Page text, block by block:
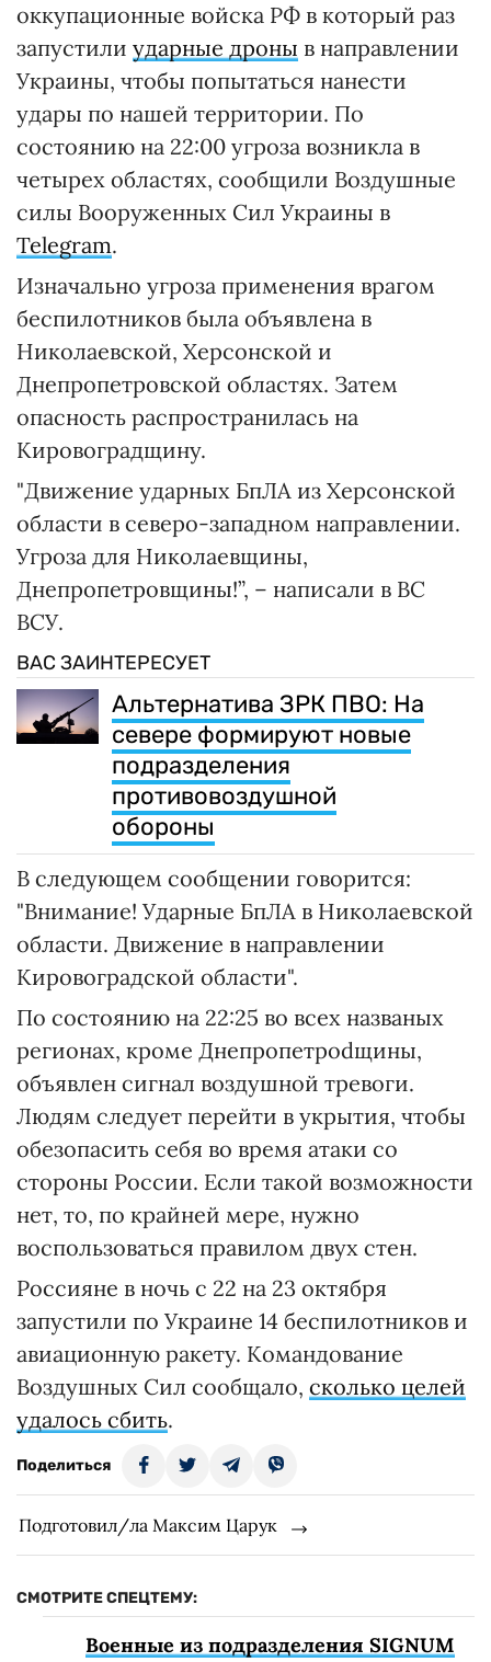
оккупационные войска РФ в который раз
запустили ударные дроны в направлении
Украины, чтобы попытаться нанести
удары по нашей территории. По
состоянию на 22:00 угроза возникла в
четырех областях, сообщили Воздушные
силы Вооруженных Сил Украины в
Telegram.
Изначально угроза применения врагом
беспилотников была объявлена в
Николаевской, Херсонской и
Днепропетровской областях. Затем
опасность распространилась на
Кировоградщину.
"Движение ударных БпЛА из Херсонской
области в северо-западном направлении.
Угроза для Николаевщины,
Днепропетровщины!”, – написали в ВС
ВСУ.
ВАС ЗАИНТЕРЕСУЕТ
Альтернатива ЗРК ПВО: На
севере формируют новые
подразделения
противовоздушной
обороны
В следующем сообщении говорится:
"Внимание! Ударные БпЛА в Николаевской
области. Движение в направлении
Кировоградской области".
По состоянию на 22:25 во всех названых
регионах, кроме Днепропетроdщины,
объявлен сигнал воздушной тревоги.
Людям следует перейти в укрытия, чтобы
обезопасить себя во время атаки со
стороны России. Если такой возможности
нет, то, по крайней мере, нужно
воспользоваться правилом двух стен.
RELATED VIDEO
Россияне в ночь с 22 на 23 октября
запустили по Украине 14 беспилотников и
авиационную ракету. Командование
Воздушных Сил сообщало,
удалось сбить
СМОТРИТЕ СПЕЦТЕМУ: